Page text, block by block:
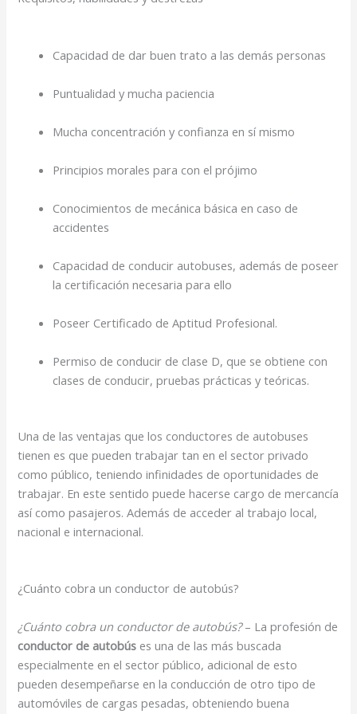
Capacidad de dar buen trato a las demás personas
Puntualidad y mucha paciencia
Mucha concentración y confianza en sí mismo
Principios morales para con el prójimo
Conocimientos de mecánica básica en caso de
accidentes
Capacidad de conducir autobuses, además de poseer
la certificación necesaria para ello
Poseer Certificado de Aptitud Profesional.
Permiso de conducir de clase D, que se obtiene con
clases de conducir, pruebas prácticas y teóricas.
Una de las ventajas que los conductores de autobuses
tienen es que pueden trabajar tan en el sector privado
como público, teniendo infinidades de oportunidades de
trabajar. En este sentido puede hacerse cargo de mercancía
así como pasajeros. Además de acceder al trabajo local,
nacional e internacional.
¿Cuánto cobra un conductor de autobús?
¿Cuánto cobra un conductor de autobús?– La profesión de
conductor de autobús es una de las más buscada
especialmente en el sector público, adicional de esto
pueden desempeñarse en la conducción de otro tipo de
automóviles de cargas pesadas, obteniendo buena